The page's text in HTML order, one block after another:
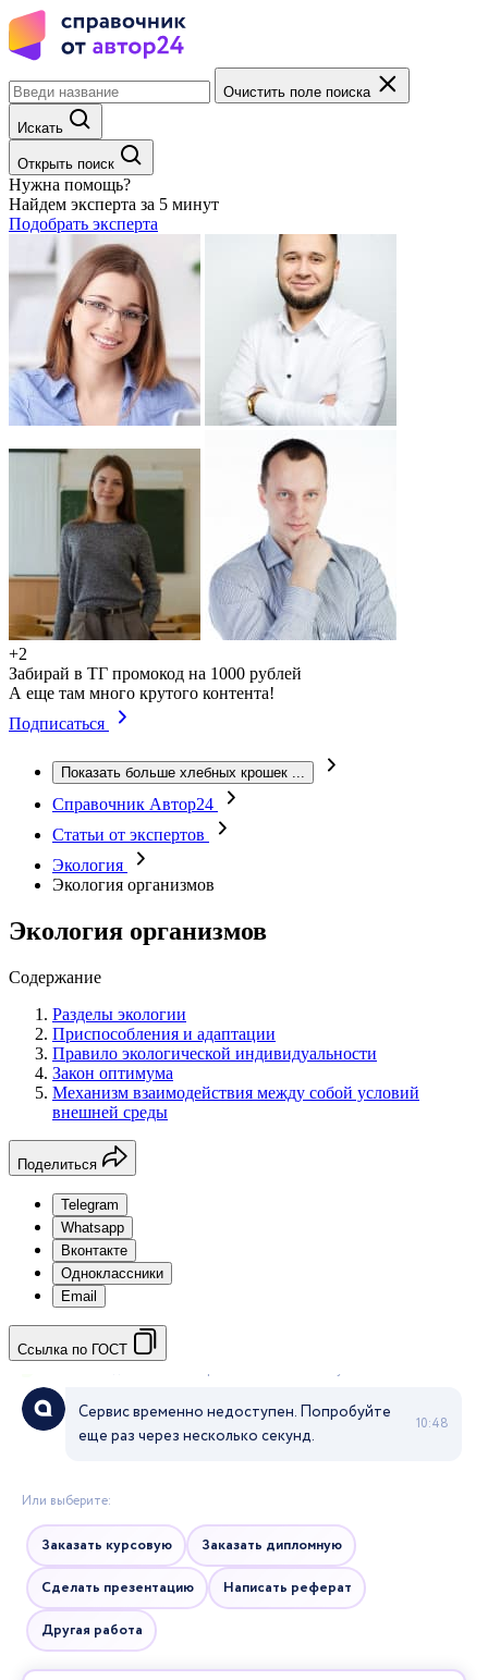
Очистить поле поиска
Искать
Открыть поиск
Нужна помощь?
Найдем эксперта за 5 минут
Подобрать эксперта
+2
Забирай в ТГ промокод на 1000 рублей
А еще там много крутого контента!
Подписаться
Показать больше хлебных крошек ...
Справочник Автор24
Статьи от экспертов
Экология
Экология организмов
Экология организмов
Содержание
Разделы экологии
Приспособления и адаптации
Правило экологической индивидуальности
Закон оптимума
Механизм взаимодействия между собой условий
внешней среды
Поделиться
Telegram
Whatsapp
Вконтакте
Одноклассники
Email
Ссылка по ГОСТ